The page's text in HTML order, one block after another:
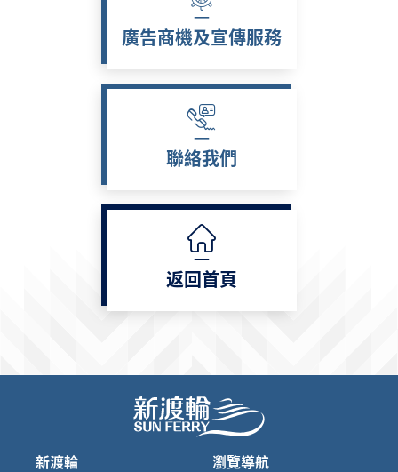
廣告商機及宣傳服務
聯絡我們
返回首頁
新渡輪 瀏覽導航